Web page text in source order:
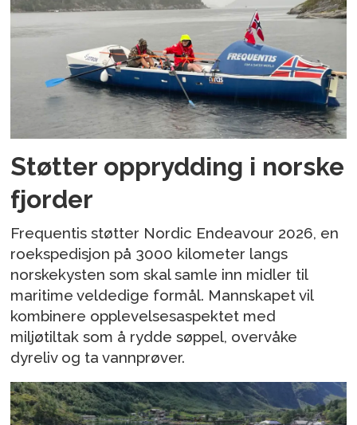
Støtter opprydding i norske
fjorder
Frequentis støtter Nordic Endeavour 2026, en
roekspedisjon på 3000 kilometer langs
norskekysten som skal samle inn midler til
maritime veldedige formål. Mannskapet vil
kombinere opplevelsesaspektet med
miljøtiltak som å rydde søppel, overvåke
dyreliv og ta vannprøver.